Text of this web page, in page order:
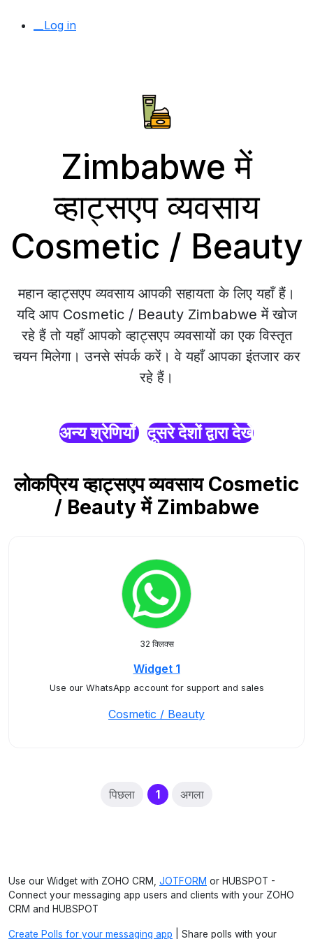
__Log in
Zimbabwe में
व्हाट्सएप व्यवसाय
Cosmetic / Beauty
महान व्हाट्सएप व्यवसाय आपकी सहायता के लिए यहाँ हैं।
यदि आप Cosmetic / Beauty Zimbabwe में खोज
रहे हैं तो यहाँ आपको व्हाट्सएप व्यवसायों का एक विस्तृत
चयन मिलेगा। उनसे संपर्क करें। वे यहाँ आपका इंतजार कर
रहे हैं।
अन्य श्रेणियाँ दूसरे देशों द्वारा देखें
लोकप्रिय व्हाट्सएप व्यवसाय Cosmetic
/ Beauty में Zimbabwe
32 क्लिक्स
Widget 1
Use our WhatsApp account for support and sales
Cosmetic / Beauty
पिछला 1(current)
अगला
Use our Widget with ZOHO CRM, JOTFORM or HUBSPOT -
Connect your messaging app users and clients with your ZOHO
CRM and HUBSPOT
Create Polls for your messaging app | Share polls with your